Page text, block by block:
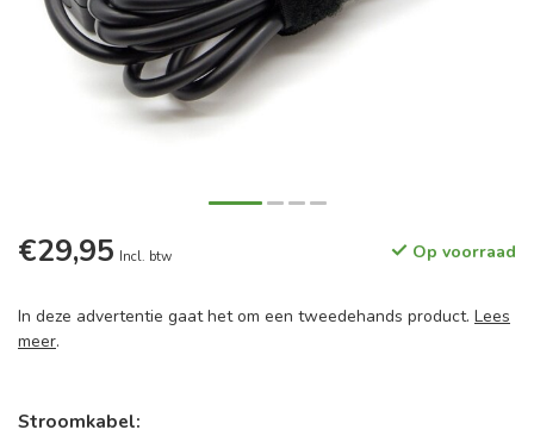
€29,95 Incl. btw Op voorraad
In deze advertentie gaat het om een tweedehands product. Lees
meer.
Stroomkabel: